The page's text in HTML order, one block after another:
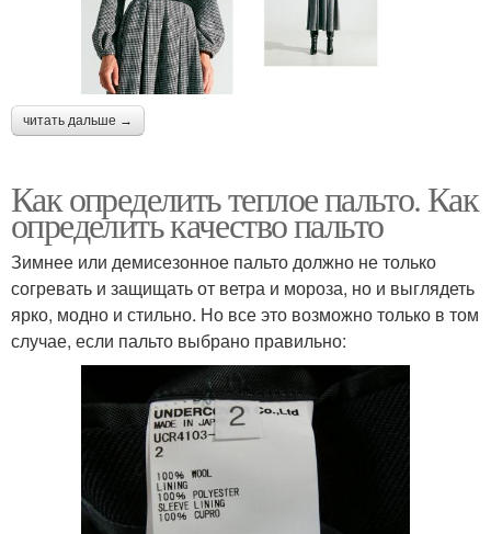
читать дальше →
Как определить теплое пальто. Как
определить качество пальто
Зимнее или демисезонное пальто должно не только
согревать и защищать от ветра и мороза, но и выглядеть
ярко, модно и стильно. Но все это возможно только в том
случае, если пальто выбрано правильно: